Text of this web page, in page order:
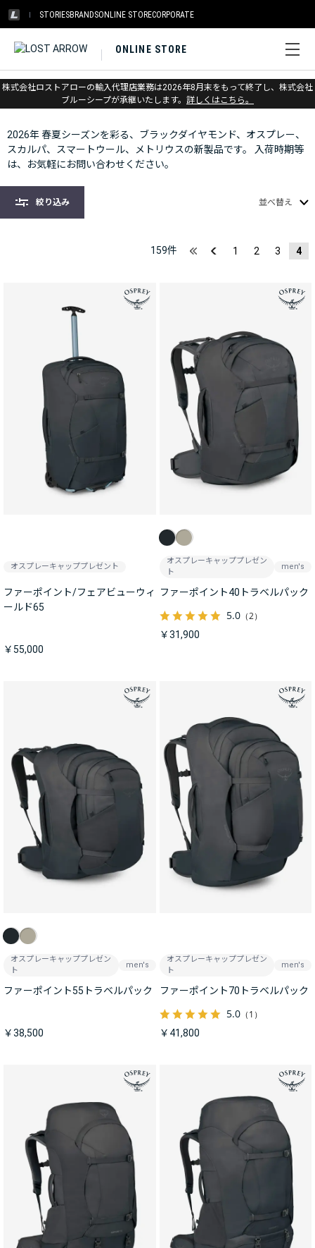
STORIESBRANDSONLINE STORECORPORATE
ONLINE STORE
株式会社ロストアローの輸入代理店業務は2026年8月末をもって終了し、株式会社
ブルーシープが承継いたします。 詳しくはこちら。
2026 Spring / Summer NEW
2026年 春夏シーズンを彩る、ブラックダイヤモンド、オスプレー、
スカルパ、スマートウール、メトリウスの新製品です。 入荷時期等
は、お気軽にお問い合わせください。
絞り込み 並べ替え
159件 1 2 3 4
オスプレーキャッププレゼント
ファーポイント/フェアビューウィ
ールド65
￥55,000
オスプレーキャッププレゼン
ト
men's
ファーポイント40トラベルパック
5.0（2）
￥31,900
オスプレーキャッププレゼン
ト
men's
ファーポイント55トラベルパック
￥38,500
オスプレーキャッププレゼン
ト
men's
ファーポイント70トラベルパック
5.0（1）
￥41,800